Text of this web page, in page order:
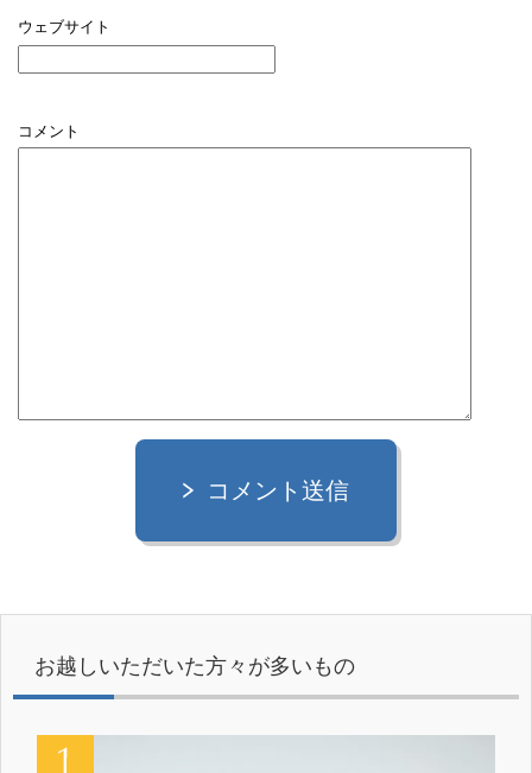
ウェブサイト
コメント
コメント送信
お越しいただいた方々が多いもの